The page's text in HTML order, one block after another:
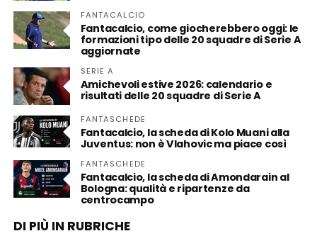
FANTACALCIO
Fantacalcio, come giocherebbero oggi: le
formazioni tipo delle 20 squadre di Serie A
aggiornate
SERIE A
Amichevoli estive 2026: calendario e
risultati delle 20 squadre di Serie A
FANTASCHEDE
Fantacalcio, la scheda di Kolo Muani alla
Juventus: non è Vlahovic ma piace così
FANTASCHEDE
Fantacalcio, la scheda di Amondarain al
Bologna: qualità e ripartenze da
centrocampo
DI PIÙ IN RUBRICHE